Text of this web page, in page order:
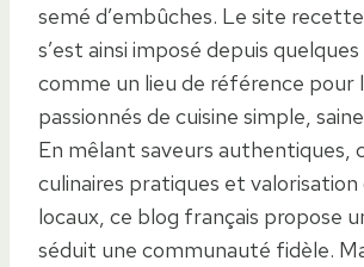
semé d’embûches. Le site
s’est ainsi imposé depuis
comme un lieu de référence pour
passionnés de cuisine simple,
En mêlant saveurs authentiques,
culinaires pratiques et
locaux, ce blog français propose
séduit une communauté fidèle.